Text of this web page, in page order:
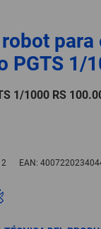
para
PGTS 1/
1/1000 RS
EAN: